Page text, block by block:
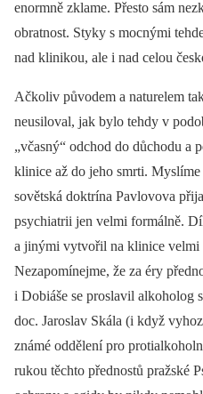
enormně zklame. Přesto sám
obratnost. Styky s mocnými
nad klinikou, ale i nad celou
Ačkoliv původem a naturelem
neusiloval, jak bylo tehdy v
„včasný“ odchod do důchodu a
klinice až do jeho smrti.
sovětská doktrína Pavlovova
psychiatrii jen velmi formálně.
a jinými vytvořil na klinice velmi
Nezapomínejme, že za éry
i Dobiáše se proslavil alkoholog
doc. Jaroslav Skála (i když
známé oddělení pro
rukou těchto přednostů pražské